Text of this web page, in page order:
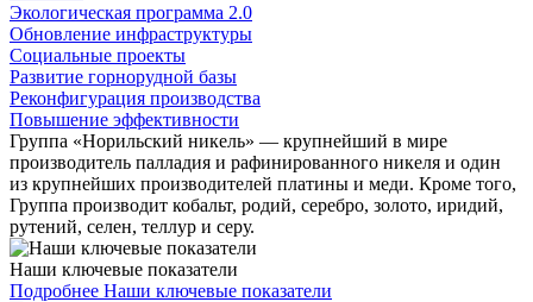
Экологическая программа 2.0
Обновление инфраструктуры
Социальные проекты
Развитие горнорудной базы
Реконфигурация производства
Повышение эффективности
Группа «Норильский никель» — крупнейший в мире
производитель палладия и рафинированного никеля и один
из крупнейших производителей платины и меди. Кроме того,
Группа производит кобальт, родий, серебро, золото, иридий,
рутений, селен, теллур и серу.
Наши ключевые показатели
Подробнее Наши ключевые показатели